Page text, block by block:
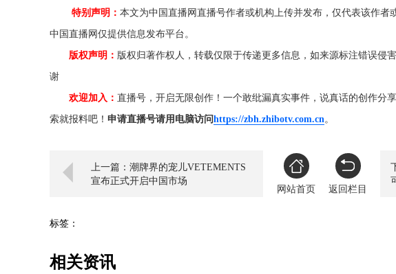
特别声明： 本文为中国直播网直播号作者或机构上传并发布，仅代表该作者
中国直播网仅提供信息发布平台。
版权声明： 版权归著作权人，转载仅限于传递更多信息，如来源标注错误侵
谢
欢迎加入： 直播号，开启无限创作！一个敢纰漏真实事件，说真话的创作分
索就报料吧！ 申请直播号请用电脑访问https://zbh.zhibotv.com.cn。
上一篇：潮牌界的宠儿VETEMENTS
宣布正式开启中国市场
网站首页
返回栏目
标签：
相关资讯